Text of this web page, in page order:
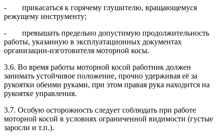
- прикасаться к горячему глушителю, вращающемуся
режущему инструменту;
- превышать предельно допустимую продолжительность
работы, указанную в эксплуатационных документах
организации-изготовителя моторной косы.
3.6. Во время работы моторной косой работник должен
занимать устойчивое положение, прочно удерживая её за
рукоятки обеими руками, при этом правая рука находится на
рукоятке управления.
3.7. Особую осторожность следует соблюдать при работе
моторной косой в условиях ограниченной видимости (густые
заросли и т.п.).